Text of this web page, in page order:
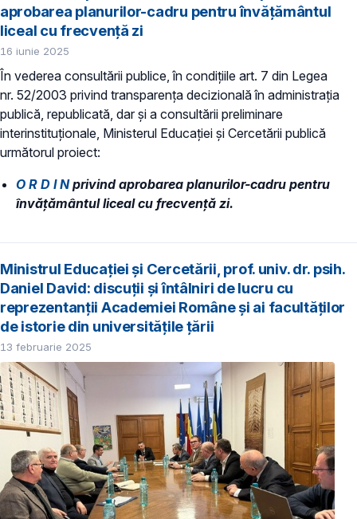
aprobarea planurilor-cadru pentru învățământul
liceal cu frecvență zi
16 iunie 2025
În vederea consultării publice, în condiţiile art. 7 din Legea
nr. 52/2003 privind transparenţa decizională în administraţia
publică, republicată, dar și a consultării preliminare
interinstituționale, Ministerul Educaţiei și Cercetării publică
următorul proiect:
O R D I Nprivind aprobarea planurilor-cadru pentru
învățământul liceal cu frecvență zi.
Ministrul Educației și Cercetării, prof. univ. dr. psih.
Daniel David: discuții și întâlniri de lucru cu
reprezentanții Academiei Române și ai facultăților
de istorie din universitățile țării
13 februarie 2025